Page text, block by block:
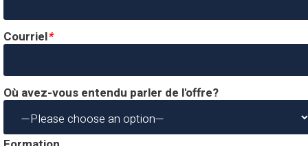
Courriel*
Où avez-vous entendu parler de l'offre?